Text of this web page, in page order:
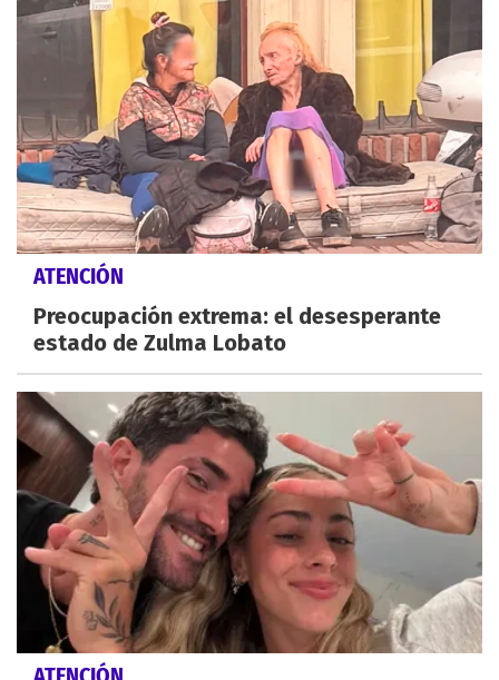
ATENCIÓN
Preocupación extrema: el desesperante
estado de Zulma Lobato